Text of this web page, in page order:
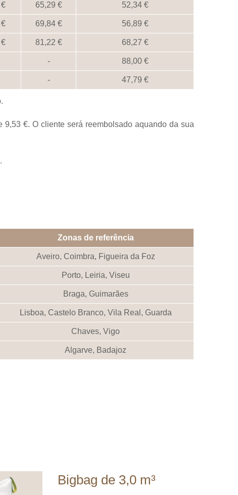
65,29 52,34
69,84 56,89
81,22 68,27
- 88,00
- 47,79
€. O cliente será reembolsado aquando da sua
Zonas de referência
Aveiro, Coimbra, Figueira da Foz
Porto, Leiria, Viseu
Braga, Guimarães
Lisboa, Castelo Branco, Vila Real, Guarda
Chaves, Vigo
Algarve, Badajoz
Bigbag de 3,0 m³